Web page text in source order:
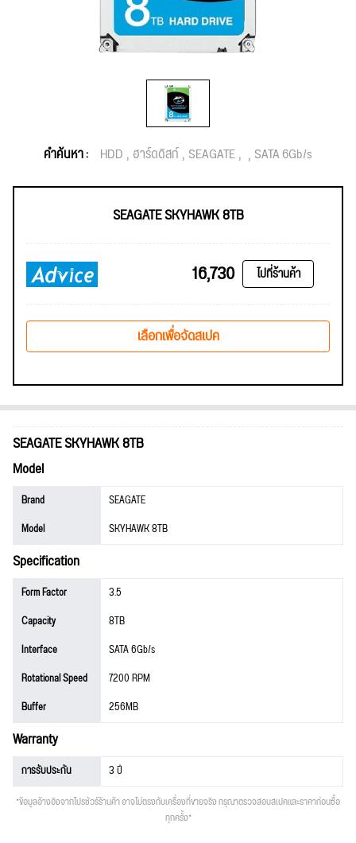
คำค้นหา : HDD ฮาร์ดดิสก์ SEAGATE SATA 6Gb/s
SEAGATE SKYHAWK 8TB
16,730 ไปที่ร้านค้า
เลือกเพื่อจัดสเปค
SEAGATE SKYHAWK 8TB
Model
Brand
SEAGATE
Model
SKYHAWK 8TB
Specification
Form Factor
3.5
Capacity
8TB
Interface
SATA 6Gb/s
Rotational Speed
7200 RPM
Buffer
256MB
Warranty
การรับประกัน 3 ปี
*ข้อมูลอ้างอิงจากโปรชัวร์ร้านค้า อาจไม่ตรงกับเครื่องที่ขายจริง กรุณาตรวจสอบสเปคและราคาก่อนซื้อ
ทุกครั้ง*